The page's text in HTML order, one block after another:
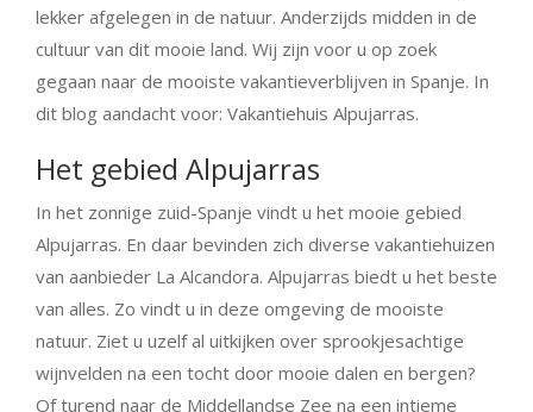
lekker afgelegen in de natuur. Anderzijds midden in de
cultuur van dit mooie land. Wij zijn voor u op zoek
gegaan naar de mooiste vakantieverblijven in Spanje. In
dit blog aandacht voor: Vakantiehuis Alpujarras.
Het gebied Alpujarras
In het zonnige zuid-Spanje vindt u het mooie gebied
Alpujarras. En daar bevinden zich diverse vakantiehuizen
van aanbieder La Alcandora. Alpujarras biedt u het beste
van alles. Zo vindt u in deze omgeving de mooiste
natuur. Ziet u uzelf al uitkijken over sprookjesachtige
wijnvelden na een tocht door mooie dalen en bergen?
Of turend naar de Middellandse Zee na een intieme